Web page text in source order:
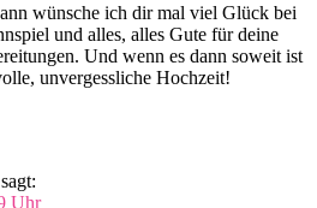
wünsche ich dir mal viel Glück bei
und alles, alles Gute für deine
Und wenn es dann soweit ist
unvergessliche Hochzeit!
sagt:
Uhr